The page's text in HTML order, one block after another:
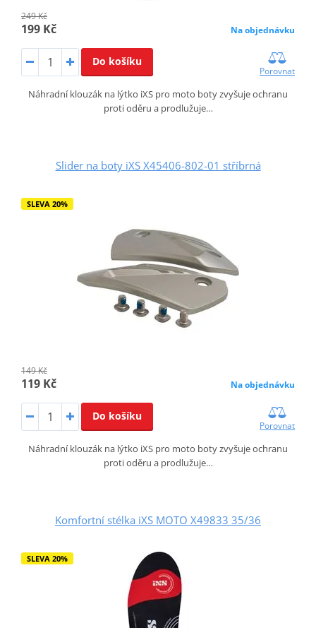
249 Kč
199 Kč Na objednávku
Do košíku
Porovnat
Náhradní klouzák na lýtko iXS pro moto boty zvyšuje ochranu
proti oděru a prodlužuje…
Slider na boty iXS X45406-802-01 stříbrná
SLEVA 20%
149 Kč
119 Kč Na objednávku
Do košíku
Porovnat
Náhradní klouzák na lýtko iXS pro moto boty zvyšuje ochranu
proti oděru a prodlužuje…
Komfortní stélka iXS MOTO X49833 35/36
SLEVA 20%